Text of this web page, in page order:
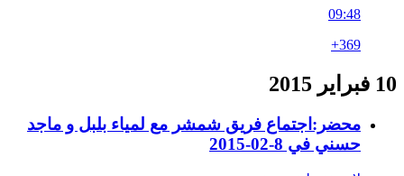
09:48
+369
10 فبراير 2015
محضر:اجتماع فريق شمشر مع لمياء بلبل و ماجد
حسني في 8-02-2015